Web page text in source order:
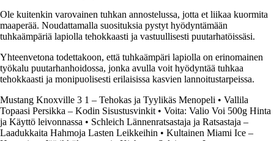
Ole kuitenkin varovainen tuhkan annostelussa, jotta et liikaa kuormita
maaperää. Noudattamalla suosituksia pystyt hyödyntämään
tuhkaämpäriä lapiolla tehokkaasti ja vastuullisesti puutarhatöissäsi.
Yhteenvetona todettakoon, että tuhkaämpäri lapiolla on erinomainen
työkalu puutarhanhoidossa, jonka avulla voit hyödyntää tuhkaa
tehokkaasti ja monipuolisesti erilaisissa kasvien lannoitustarpeissa.
Mustang Knoxville 3 1 – Tehokas ja Tyylikäs Menopeli • Vallila
Topaasi Persikka – Kodin Sisustusvinkit • Voita: Valio Voi 500g Hinta
ja Käyttö leivonnassa • Schleich Lännenratsastaja ja Ratsastaja –
Laadukkaita Hahmoja Lasten Leikkeihin • Kultainen Miami Ice –